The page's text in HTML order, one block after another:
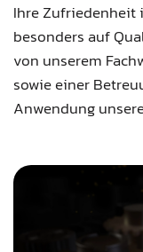
Ihre Zufriedenheit
besonders auf
von unserem
sowie einer
Anwendung